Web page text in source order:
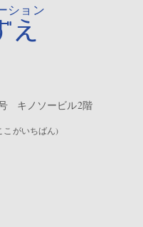
ション
え
キノソービル2階
こがいちばん)